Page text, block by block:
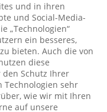
und in ihren
und Social-Media-
„Technologien“
ein besseres,
bieten. Auch die von
diese
Schutz Ihrer
Technologien sehr
wie wir mit Ihren
auf unsere